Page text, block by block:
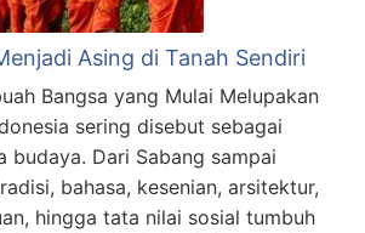
Asing di Tanah Sendiri
Bangsa yang Mulai Melupakan
sering disebut sebagai
budaya. Dari Sabang sampai
bahasa, kesenian, arsitektur,
hingga tata nilai sosial tumbuh